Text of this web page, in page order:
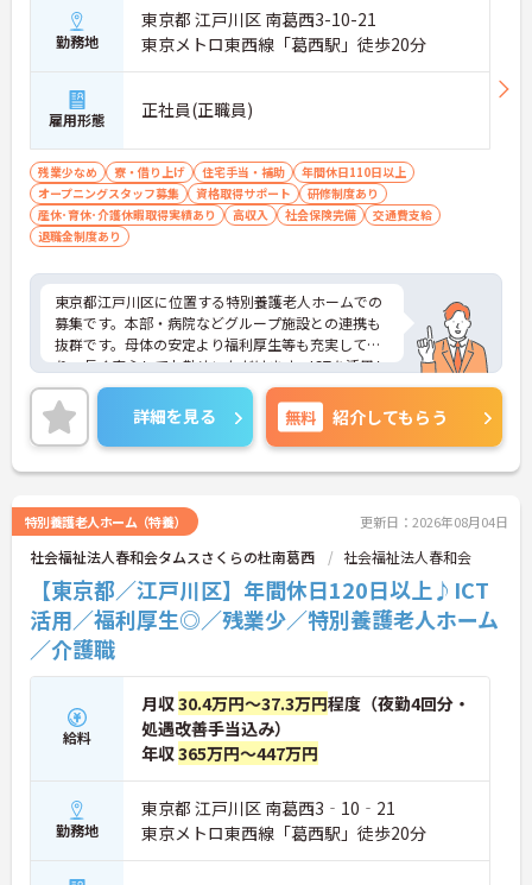
勤務地
東京都 江戸川区 南葛西3-10-21
東京メトロ東西線「葛西駅」徒歩20分
雇用形態 正社員(正職員)
残業少なめ 寮・借り上げ 住宅手当・補助
年間休日110日以上
オープニングスタッフ募集
資格取得サポート
研修制度あり
産休･育休･介護休暇取得実績あり
高収入 社会保険完備
交通費支給
退職金制度あり
東京都江戸川区に位置する特別養護老人ホームでの
募集です。本部・病院などグループ施設との連携も
抜群です。母体の安定より福利厚生等も充実してお
り、長く安心してお勤めいただけます。ICTを活用し
た職員の負担軽減や、最先端の調理システムを導入
しており、働きやすい環境が整っています。
ご興味のある方には、面接対策ポイントなど、さら
に詳細をお話しいたしますので、お気軽にご相談く
ださい。
詳細を見る 無料 紹介してもらう
特別養護老人ホーム（特養） 更新日：2026年08月04日
社会福祉法人春和会タムスさくらの杜南葛西 社会福祉法人春和会
【東京都／江戸川区】年間休日120日以上♪ICT
活用／福利厚生◎／残業少／特別養護老人ホーム
／介護職
給料
月収30.4万円～37.3万円程度（夜勤4回分・
処遇改善手当込み）
年収365万円～447万円
勤務地
東京都 江戸川区 南葛西3‐10‐21
東京メトロ東西線「葛西駅」徒歩20分